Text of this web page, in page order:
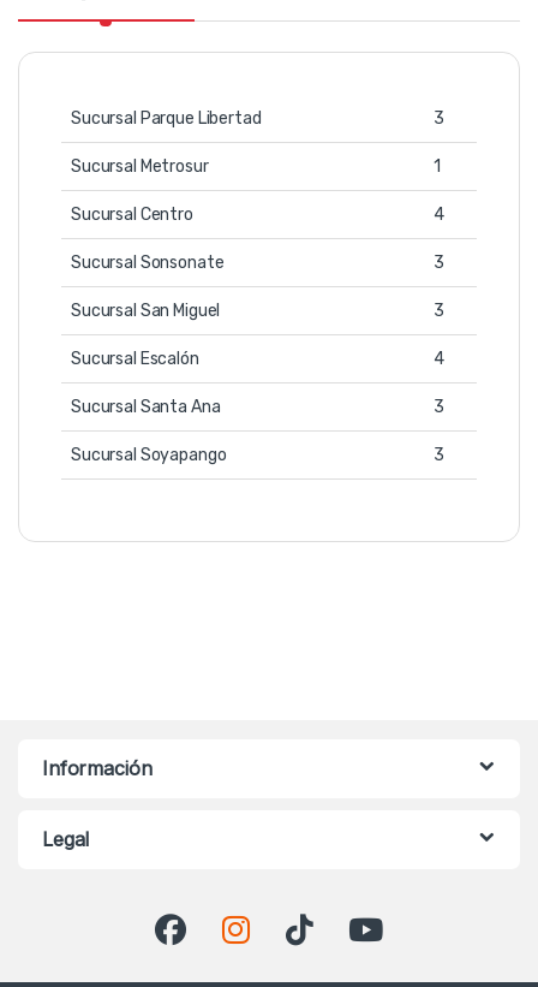
Sucursal Parque Libertad 3
Sucursal Metrosur 1
Sucursal Centro 4
Sucursal Sonsonate 3
Sucursal San Miguel 3
Sucursal Escalón 4
Sucursal Santa Ana 3
Sucursal Soyapango 3
Información
Legal